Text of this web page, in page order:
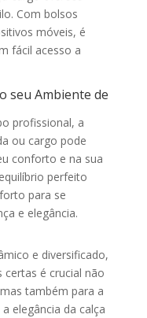
Com bolsos
móveis, é
fácil acesso a
seu Ambiente de
profissional, a
ou cargo pode
conforto e na sua
perfeito
para se
e elegância.
e diversificado,
certas é crucial não
também para a
elegância da calça